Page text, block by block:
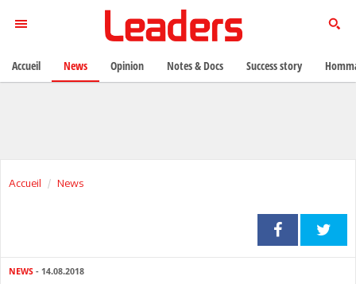
Accueil News
NEWS - 14.08.2018
Accueil News Opinion Notes & Docs Success story